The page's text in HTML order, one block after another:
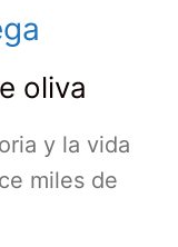
oliva
y la vida
miles de